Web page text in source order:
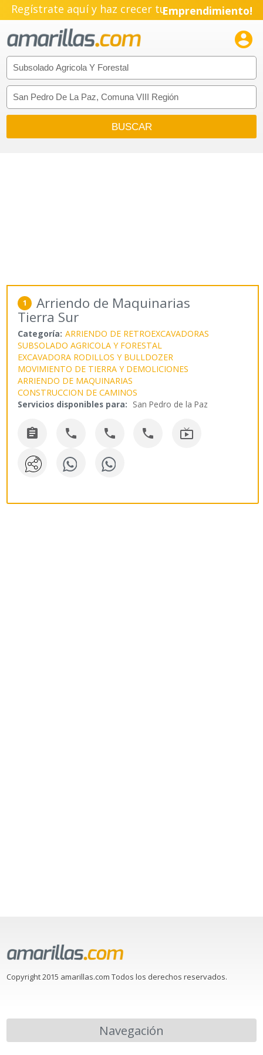
Regístrate aquí y haz crecer tuEmprendimiento!

1 Arriendo de Maquinarias
Tierra Sur
Categoría: ARRIENDO DE RETROEXCAVADORAS
SUBSOLADO AGRICOLA Y FORESTAL
EXCAVADORA RODILLOS Y BULLDOZER
MOVIMIENTO DE TIERRA Y DEMOLICIONES
ARRIENDO DE MAQUINARIAS
CONSTRUCCION DE CAMINOS
Servicios disponibles para: San Pedro de la Paz
    
Copyright 2015 amarillas.com Todos los derechos reservados.
Navegación